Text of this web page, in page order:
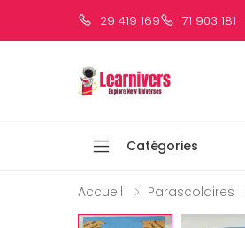
29 419 169 71 903 181
Catégories
Accueil Parascolaires